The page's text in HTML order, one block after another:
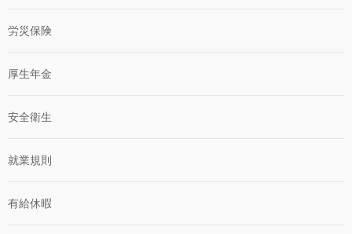
労災保険
厚生年金
安全衛生
就業規則
有給休暇